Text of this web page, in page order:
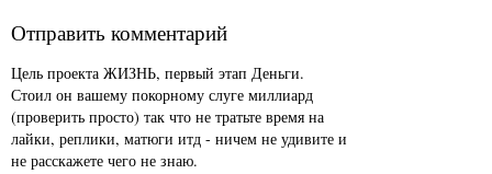
Отправить комментарий
Цель проекта ЖИЗНЬ, первый этап Деньги.
Стоил он вашему покорному слуге миллиард
(проверить просто) так что не тратьте время на
лайки, реплики, матюги итд - ничем не удивите и
не расскажете чего не знаю.